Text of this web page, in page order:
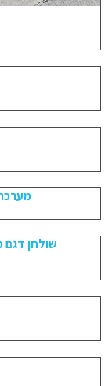
שולחן דגם פסים 2.16/1.00 נפתח